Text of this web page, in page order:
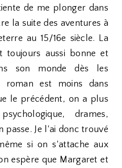
de me plonger dans
la suite des aventures à
au 15/16e siècle. La
toujours aussi bonne et
son monde dès les
roman est moins dans
le précédent, on a plus
drames,
Je l'ai donc trouvé
si on s'attache aux
espère que Margaret et